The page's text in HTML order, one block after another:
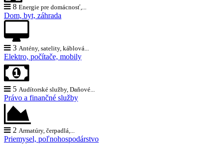
8 Energie pre domácnosť,...
Dom, byt, záhrada
3 Antény, satelity, káblová...
Elektro, počítače, mobily
5 Audítorské služby, Daňové...
Právo a finančné služby
2 Armatúry, čerpadlá,...
Priemysel, poľnohospodárstvo